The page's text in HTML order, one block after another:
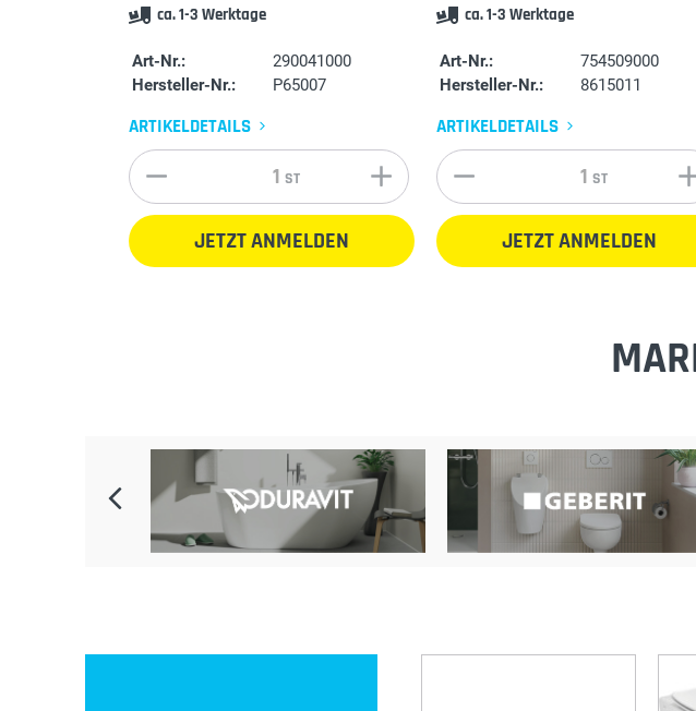
ca. 1-3 Werktage
Art-Nr.:
290041000
Hersteller-Nr.:
P65007
ARTIKELDETAILS
ST
JETZT ANMELDEN
ca. 1-3 Werktage
Art-Nr.:
754509000
Hersteller-Nr.:
8615011
ARTIKELDETAILS
ST
JETZT ANMELDEN